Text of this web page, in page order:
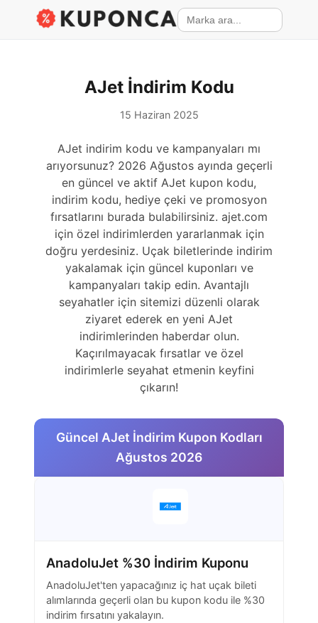
AJet İndirim Kodu
15 Haziran 2025
AJet indirim kodu ve kampanyaları mı
arıyorsunuz? 2026 Ağustos ayında geçerli
en güncel ve aktif AJet kupon kodu,
indirim kodu, hediye çeki ve promosyon
fırsatlarını burada bulabilirsiniz. ajet.com
için özel indirimlerden yararlanmak için
doğru yerdesiniz. Uçak biletlerinde indirim
yakalamak için güncel kuponları ve
kampanyaları takip edin. Avantajlı
seyahatler için sitemizi düzenli olarak
ziyaret ederek en yeni AJet
indirimlerinden haberdar olun.
Kaçırılmayacak fırsatlar ve özel
indirimlerle seyahat etmenin keyfini
çıkarın!
Güncel AJet İndirim Kupon Kodları
Ağustos 2026
AnadoluJet %30 İndirim Kuponu
AnadoluJet'ten yapacağınız iç hat uçak bileti
alımlarında geçerli olan bu kupon kodu ile %30
indirim fırsatını yakalayın.